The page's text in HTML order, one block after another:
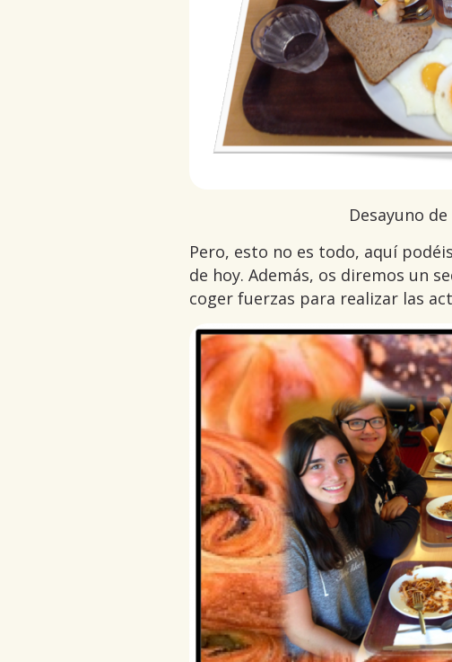
Desayuno
Pero, esto no es todo, aquí
de hoy. Además, os diremos un
coger fuerzas para realizar las